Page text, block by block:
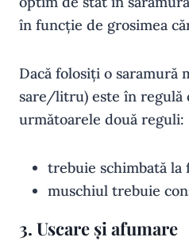
în funcție de grosimea
Dacă folosiți o saramură
sare/litru) este în regulă
următoarele două reguli:
trebuie schimbată la
muschiul trebuie
3. Uscare și afumare